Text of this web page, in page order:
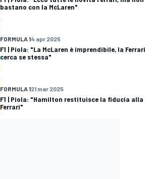
bastano con la McLaren"
FORMULA 14 apr 2025
F1 | Piola: "La McLaren è imprendibile, la Ferrari
cerca se stessa"
FORMULA 121 mar 2025
F1 | Piola: "Hamilton restituisce la fiducia alla
Ferrari"